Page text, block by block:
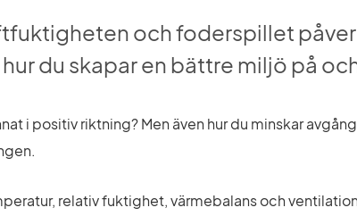
och foderspillet
du skapar en bättre miljö på
i positiv riktning? Men även hur du minskar
relativ fuktighet, värmebalans och